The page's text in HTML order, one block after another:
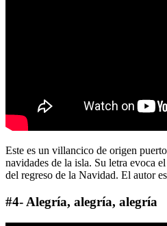
Este es un villancico de origen
navidades de la isla. Su letra evoca
del regreso de la Navidad. El autor
#4- Alegría, alegría, alegría